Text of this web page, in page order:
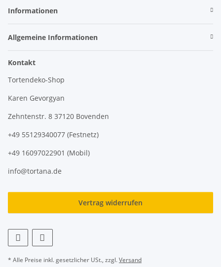
Informationen
Allgemeine Informationen
Kontakt
Tortendeko-Shop
Karen Gevorgyan
Zehntenstr. 8 37120 Bovenden
+49 55129340077 (Festnetz)
+49 16097022901 (Mobil)
info@tortana.de
Vertrag widerrufen
* Alle Preise inkl. gesetzlicher USt., zzgl.Versand